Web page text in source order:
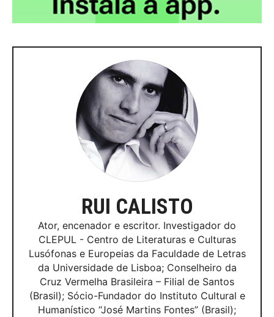
RUI CALISTO
Ator, encenador e escritor. Investigador do
CLEPUL - Centro de Literaturas e Culturas
Lusófonas e Europeias da Faculdade de Letras
da Universidade de Lisboa; Conselheiro da
Cruz Vermelha Brasileira – Filial de Santos
(Brasil); Sócio-Fundador do Instituto Cultural e
Humanístico “José Martins Fontes” (Brasil);